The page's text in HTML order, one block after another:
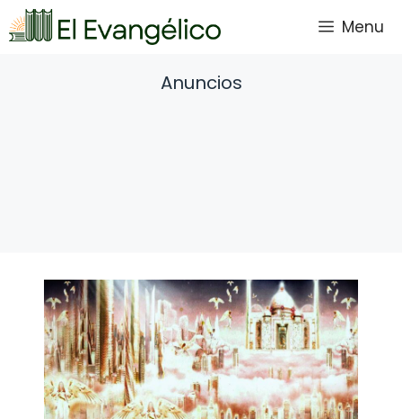
Saltar
al
Menu
Anuncios